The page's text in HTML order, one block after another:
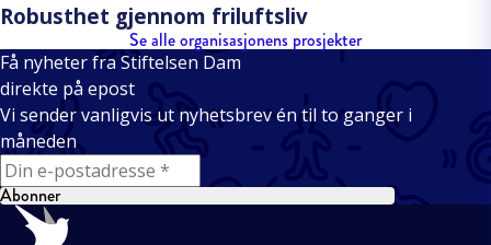
Robusthet gjennom friluftsliv
Se alle organisasjonens prosjekter
Få nyheter fra Stiftelsen Dam
direkte på epost
Vi sender vanligvis ut nyhetsbrev én til to ganger i
måneden
E-mail
Abonner
Bunntekst